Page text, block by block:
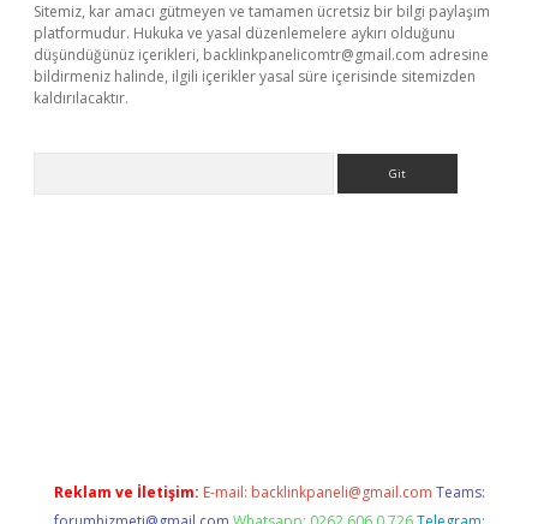
Sitemiz, kar amacı gütmeyen ve tamamen ücretsiz bir bilgi paylaşım
platformudur. Hukuka ve yasal düzenlemelere aykırı olduğunu
düşündüğünüz içerikleri, backlinkpanelicomtr@gmail.com adresine
bildirmeniz halinde, ilgili içerikler yasal süre içerisinde sitemizden
kaldırılacaktır.
Reklam ve İletişim: E-mail: backlinkpaneli@gmail.com Teams: